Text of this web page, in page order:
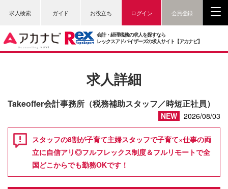
求人検索 ガイド お役立ち ログイン 会員登録
会計・経理税務の求人を探すなら
レックスアドバイザーズの求人サイト【アカナビ】
求人詳細
Takeoffer会計事務所（税務補助スタッフ／時短正社員）
NEW 2026/08/03
スタッフの8割が子育て主婦スタッフで子育て×仕事の両
立に自信アリ◎フルフレックス制度＆フルリモートで全
国どこからでも勤務OKです！